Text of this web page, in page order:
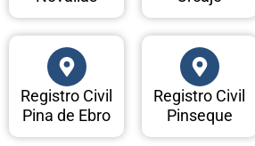
Registro Civil
Pina de Ebro
Registro Civil
Pinseque